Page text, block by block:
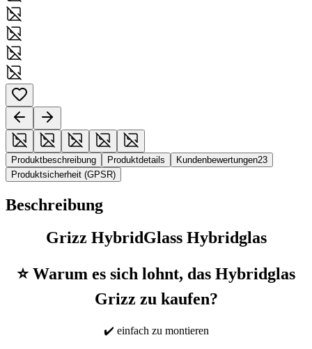
Produktbeschreibung Produktdetails Kundenbewertungen23
Produktsicherheit (GPSR)
Beschreibung
Grizz HybridGlass Hybridglas
⭐ Warum es sich lohnt, das Hybridglas
Grizz zu kaufen?
✔️ einfach zu montieren